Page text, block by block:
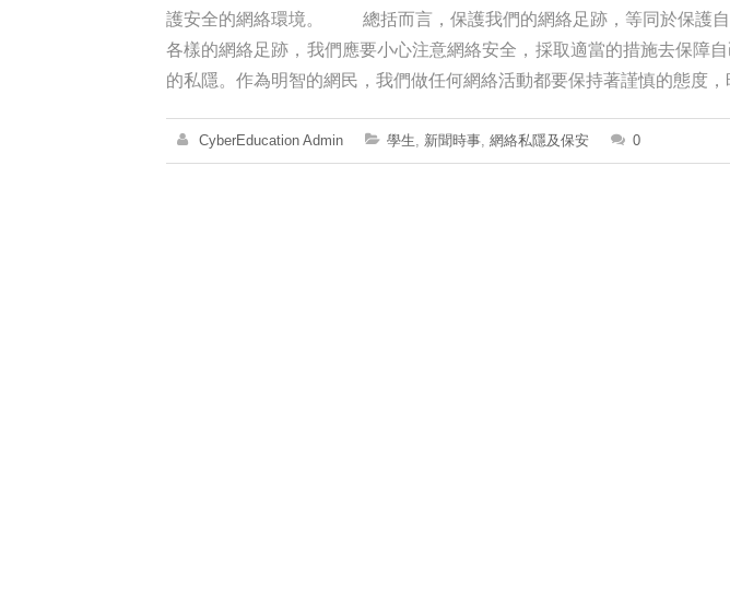
護安全的網絡環境。 總括而言，保護我們的網絡足跡，等同於保護自
各樣的網絡足跡，我們應要小心注意網絡安全，採取適當的措施去保障
的私隱。作為明智的網民，我們做任何網絡活動都要保持著謹慎的態度
CyberEducation Admin 學生, 新聞時事, 網絡私隱及保安 0